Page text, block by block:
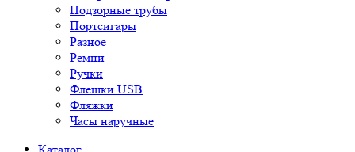
Подзорные трубы
Портсигары
Разное
Ремни
Ручки
Флешки USB
Фляжки
Часы наручные